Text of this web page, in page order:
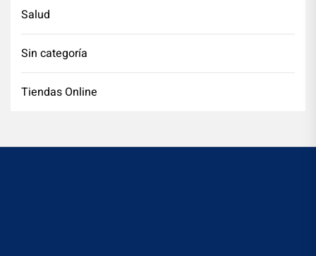
Salud
Sin categoría
Tiendas Online